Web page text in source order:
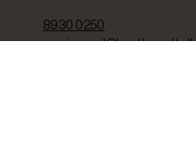
8930 0250
servicemail@bentbrandt.dk